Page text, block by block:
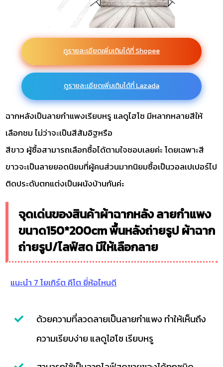
ดูรายละเอียดเพิ่มเติมได้ที่ Shopee
ดูรายละเอียดเพิ่มเติมได้ที่ Lazada
ฉากหลังเป็นลายกำแพงเรียบหรู แลดูไฮโซ มีหลากหลายสีให้
เลือกชม ไม่ว่าจะเป็นสีส้มอิฐหรือ
สีขาว ผู้ซื้อสามารถเลือกซื้อได้ตามใจชอบเลยค่ะ โดยเฉพาะสี
ขาวจะเป็นลายยอดนิยมที่ผู้คนส่วนมากนิยมซื้อเป็นวอลเปเปอร์ไป
ติดประดับตกแต่งเป็นผนังบ้านกันค่ะ
จุดเด่นของสินค้าผ้าฉากหลัง ลายกำแพง
ขนาด150*200cm พื้นหลังถ่ายรูป ผ้าฉาก
ถ่ายรูป/ไลฟ์สด มีให้เลือกลาย
แนะนำ 7 โยเกิร์ต คีโต ยี่ห้อไหนดี
ด้วยความที่ลวดลายเป็นลายกำแพง ทำให้เห็นถึง
ความเรียบง่าย แลดูไฮโซ เรียบหรู